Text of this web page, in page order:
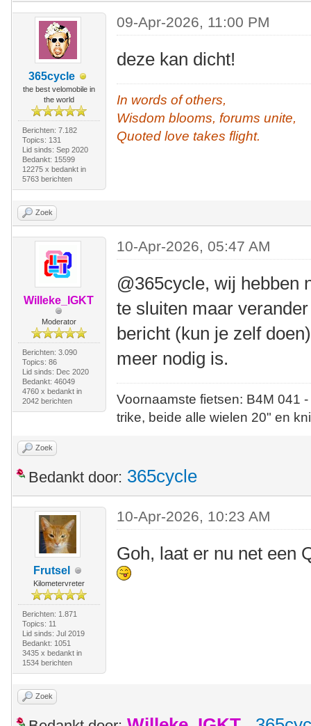
365cycle
the best velomobile in
the world
Berichten: 7.182
Topics: 131
Lid sinds: Sep 2020
Bedankt: 15599
12275 x bedankt in
5763 berichten
09-Apr-2026, 11:00 PM
deze kan dicht!
In words of others,
Wisdom blooms, forums unite,
Quoted love takes flight.
Zoek
Willeke_IGKT
Moderator
Berichten: 3.090
Topics: 86
Lid sinds: Dec 2020
Bedankt: 46049
4760 x bedankt in
2042 berichten
10-Apr-2026, 05:47 AM
@365cycle, wij hebben
te sluiten maar
bericht (kun je zelf
meer nodig is.
Voornaamste fietsen: B4M
trike, beide alle wielen 20" en
Zoek
Bedankt door: 365cycle
Frutsel
Kilometervreter
Berichten: 1.871
Topics: 11
Lid sinds: Jul 2019
Bedankt: 1051
3435 x bedankt in
1534 berichten
10-Apr-2026, 10:23 AM
Goh, laat er nu net een
Zoek